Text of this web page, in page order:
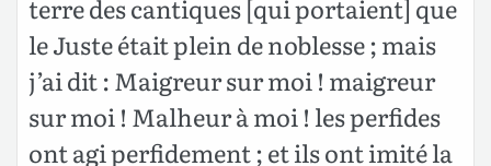
terre des cantiques [qui portaient] que
le Juste était plein de noblesse ; mais
j’ai dit : Maigreur sur moi ! maigreur
sur moi ! Malheur à moi ! les perfides
ont agi perfidement ; et ils ont imité la